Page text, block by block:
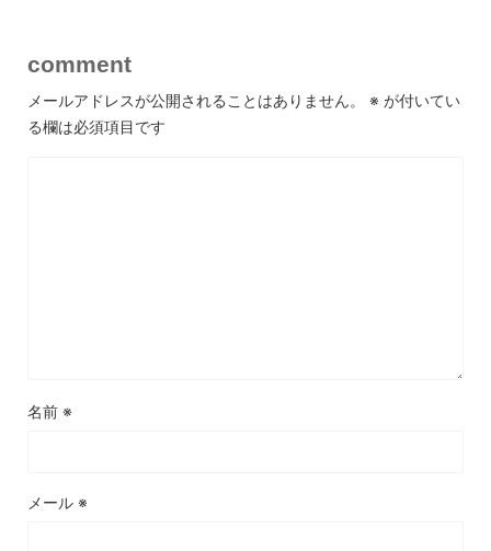
comment
メールアドレスが公開されることはありません。 ※ が付いてい
る欄は必須項目です
名前 ※
メール ※